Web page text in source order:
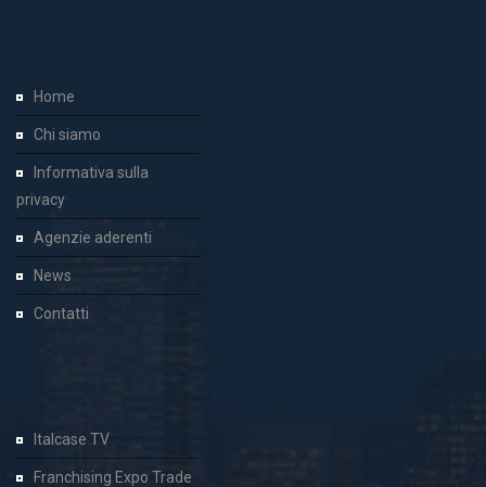
Home
Chi siamo
Informativa sulla
privacy
Agenzie aderenti
News
Contatti
Italcase TV
Franchising Expo Trade